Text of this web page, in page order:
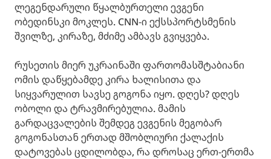
ლეგენდარული წყალბურთელი ევგენი
ობედინსკი მოკლეს. CNN-ი ექსსპორტსმენის
შვილზე, კირაზე, მძიმე ამბავს გვიყვება.
რუსეთის მიერ უკრაინაში ფართომასშტაბიანი
ომის დაწყებამდე კირა ხალისითა და
სიყვარულით სავსე გოგონა იყო. დღეს? დღეს
ობოლი და ტრავმირებულია. მამის
გარდაცვალების შემდეგ ევგენის მეგობარ
გოგონასთან ერთად მშობლიური ქალაქის
დატოვებას ცდილობდა, რა დროსაც ერთ-ერთმა